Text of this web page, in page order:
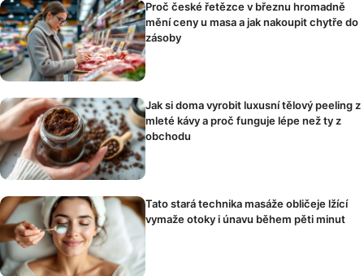
Proč české řetězce v březnu hromadně
mění ceny u masa a jak nakoupit chytře do
zásoby
Jak si doma vyrobit luxusní tělový peeling z
mleté kávy a proč funguje lépe než ty z
obchodu
Tato stará technika masáže obličeje lžící
vymaže otoky i únavu během pěti minut